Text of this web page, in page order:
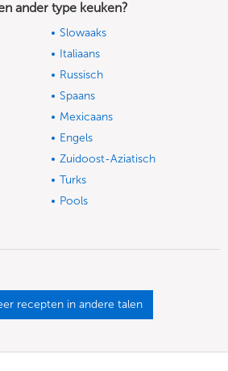
ander type keuken?
Slowaaks
Italiaans
Russisch
Spaans
Mexicaans
Engels
Zuidoost-Aziatisch
Turks
Pools
recepten in andere talen